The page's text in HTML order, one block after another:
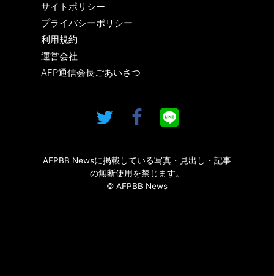
サイトポリシー
プライバシーポリシー
利用規約
運営会社
AFP通信会長ごあいさつ
AFPBB Newsに掲載している写真・見出し・記事
の無断使用を禁じます。
© AFPBB News